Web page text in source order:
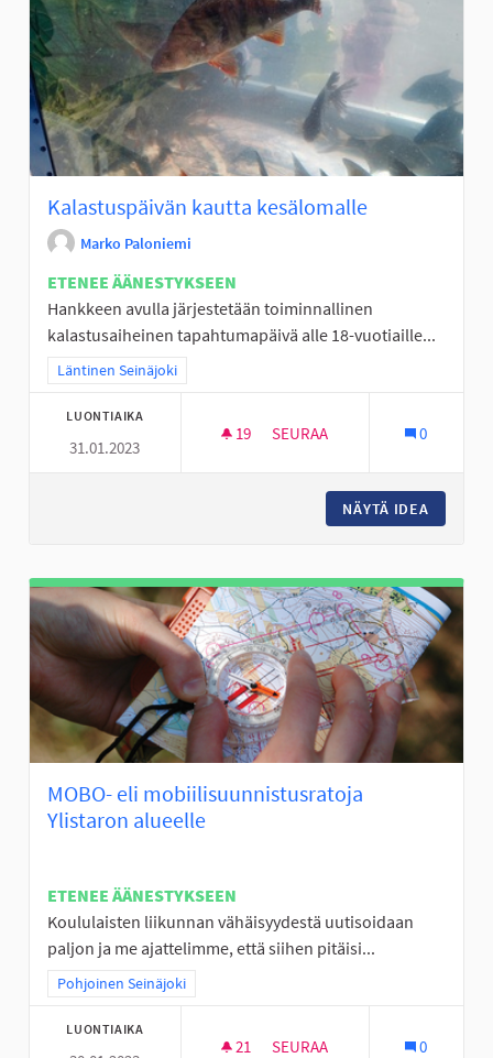
Kalastuspäivän kautta kesälomalle
Marko Paloniemi
ETENEE ÄÄNESTYKSEEN
Hankkeen avulla järjestetään toiminnallinen
kalastusaiheinen tapahtumapäivä alle 18-vuotiaille...
Rajaa tulokset teeman mukaan: Läntinen Seinäjoki
Läntinen Seinäjoki
LUONTIAIKA
31.01.2023
19 19 SEURAAJAA
SEURAA 0
NÄYTÄ IDEA
MOBO- eli mobiilisuunnistusratoja
Ylistaron alueelle
ETENEE ÄÄNESTYKSEEN
Koululaisten liikunnan vähäisyydestä uutisoidaan
paljon ja me ajattelimme, että siihen pitäisi...
Rajaa tulokset teeman mukaan: Pohjoinen Seinäjoki
Pohjoinen Seinäjoki
LUONTIAIKA
21 21 SEURAAJAA
SEURAA 0